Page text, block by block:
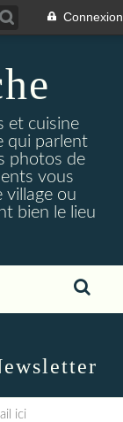
Connexion
et cuisine
qui parlent
photos de
vous
village ou
bien le lieu